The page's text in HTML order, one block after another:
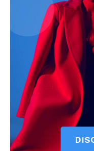
Impressum